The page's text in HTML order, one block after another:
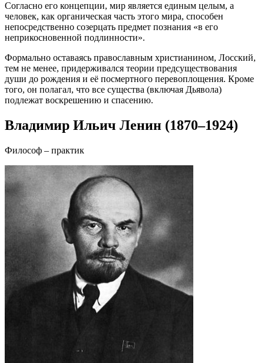
Согласно его концепции, мир является единым целым, а
человек, как органическая часть этого мира, способен
непосредственно созерцать предмет познания «в его
неприкосновенной подлинности».
Формально оставаясь православным христианином, Лосский,
тем не менее, придерживался теории предсуществования
души до рождения и её посмертного перевоплощения. Кроме
того, он полагал, что все существа (включая Дьявола)
подлежат воскрешению и спасению.
Владимир Ильич Ленин (1870–1924)
Философ – практик